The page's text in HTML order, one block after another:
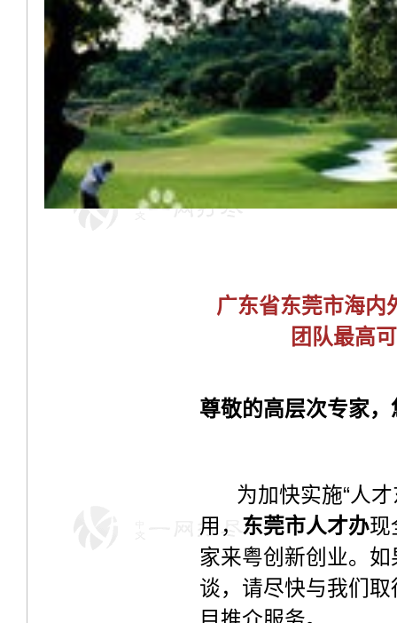
广东省东莞市海内
团队最高
尊敬的高层次专家，
为加快实施“人才
用， 东莞市人才办现
家来粤创新创业。
谈，请尽快与我们